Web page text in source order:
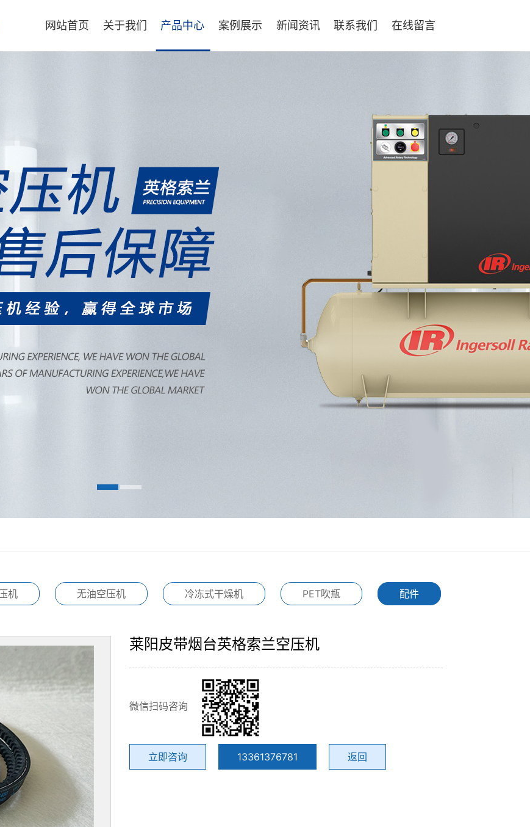
网站首页 关于我们 产品中心 案例展示 新闻资讯 联系我们 在线留言
机 无油空压机 冷冻式干燥机 PET吹瓶 配件
莱阳皮带烟台英格索兰空压机
微信扫码咨询
立即咨询 13361376781 返回